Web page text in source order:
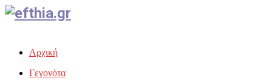
Facebook
Twitter
Instagram
Youtube
Email
Αρχική
Γεγονότα